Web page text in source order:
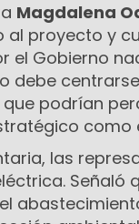
Magdalena
al proyecto y
el Gobierno
debe
podrían
como
las
Señaló